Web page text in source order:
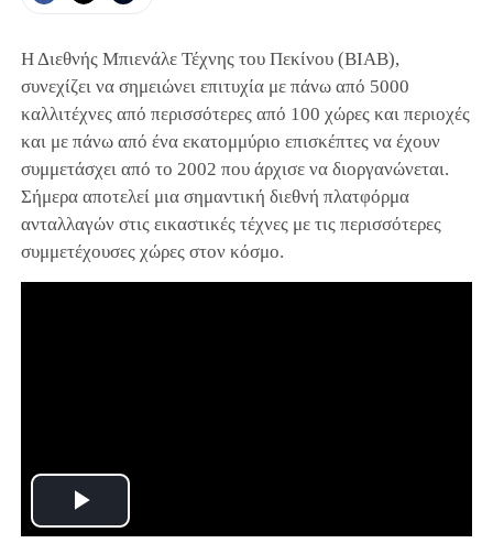
Η Διεθνής Μπιενάλε Τέχνης του Πεκίνου (BIAB),
συνεχίζει να σημειώνει επιτυχία με πάνω από 5000
καλλιτέχνες από περισσότερες από 100 χώρες και περιοχές
και με πάνω από ένα εκατομμύριο επισκέπτες να έχουν
συμμετάσχει από το 2002 που άρχισε να διοργανώνεται.
Σήμερα αποτελεί μια σημαντική διεθνή πλατφόρμα
ανταλλαγών στις εικαστικές τέχνες με τις περισσότερες
συμμετέχουσες χώρες στον κόσμο.
Play